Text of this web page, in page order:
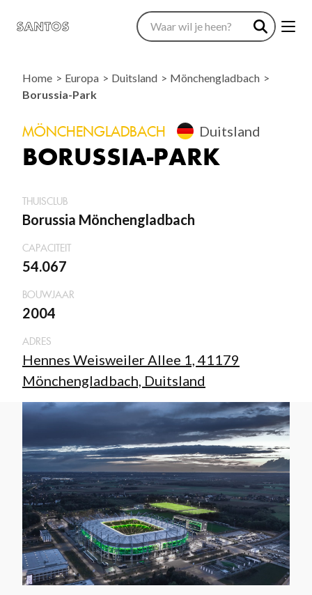
Home Europa Duitsland
Mönchengladbach
Borussia-Park
MÖNCHENGLADBACH Duitsland
BORUSSIA-PARK
THUISCLUB
Borussia Mönchengladbach
CAPACITEIT
54.067
BOUWJAAR
2004
ADRES
Hennes Weisweiler Allee 1, 41179
Mönchengladbach, Duitsland